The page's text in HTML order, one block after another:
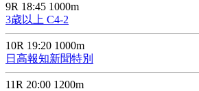
9R 18:45 1000m
3歳以上 C4-2
10R 19:20 1000m
日高報知新聞特別
11R 20:00 1200m